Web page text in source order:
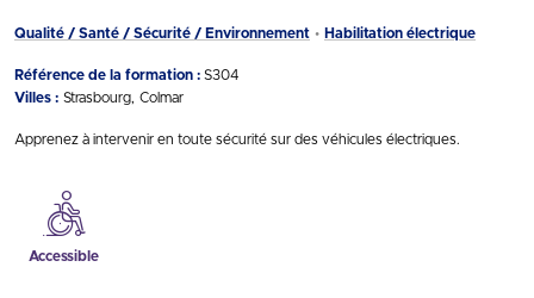
Qualité / Santé / Sécurité / Environnement Habilitation électrique
Référence de la formation : S304
Villes : Strasbourg Colmar
Apprenez à intervenir en toute sécurité sur des véhicules électriques.
Accessible